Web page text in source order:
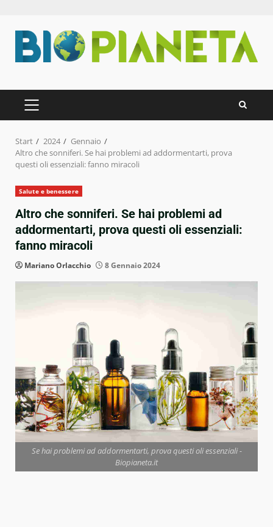
Inhalt
springen
PRIMÄRES
MENÜ
Start 2024
Gennaio
Altro che sonniferi. Se hai problemi ad addormentarti, prova
questi oli essenziali: fanno miracoli
Salute e benessere
Altro che sonniferi. Se hai problemi ad
addormentarti, prova questi oli essenziali:
fanno miracoli
Mariano Orlacchio 8 Gennaio 2024
Se hai problemi ad addormentarti, prova questi oli essenziali -
Biopianeta.it